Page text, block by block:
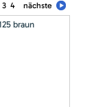
3 4 nächste
braun